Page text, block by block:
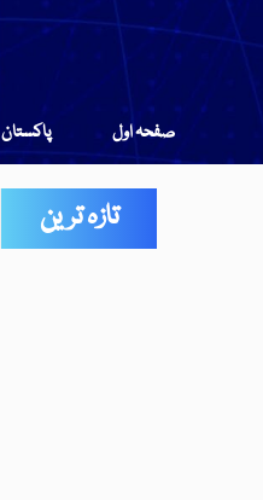
پاکستان صفحہ اول
تازہ ترین